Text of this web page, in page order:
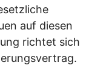
auf diesen
richtet sich